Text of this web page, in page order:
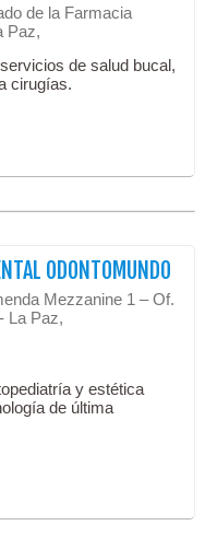
de la Farmacia
Paz,
de salud bucal,
cirugías.
ODONTOMUNDO
Mezzanine 1 – Of.
La Paz,
y estética
de última